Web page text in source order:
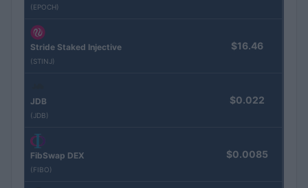
(EPOCH)
Stride Staked Injective
(STINJ)
$16.46
JDB
(JDB)
$0.022
FibSwap DEX
(FIBO)
$0.0085